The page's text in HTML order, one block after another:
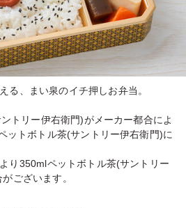
る、まい泉のイチ押しお弁当。
トリー伊右衛門)がメーカー都合によ
ットボトル茶(サントリー伊右衛門)に
り350mlペットボトル茶(サントリー
ございます。